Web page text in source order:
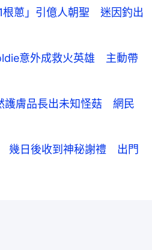
根蔥」引億人朝聖 迷因釣出
意外成救火英雄 主動帶
護膚品長出未知怪菇 網民
幾日後收到神秘謝禮 出門